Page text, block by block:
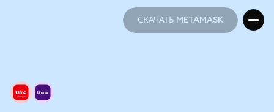
СКАЧАТЬ METAMASK